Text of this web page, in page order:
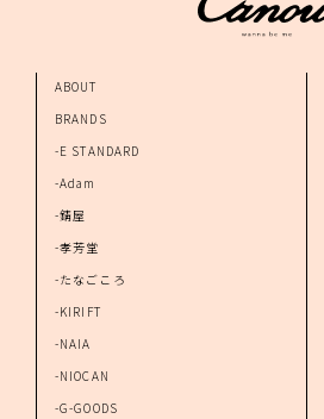
ABOUT
BRANDS
-E STANDARD
-Adam
-錆屋
-孝芳堂
-たなごころ
-KIRIFT
-NAIA
-NIOCAN
-G-GOODS